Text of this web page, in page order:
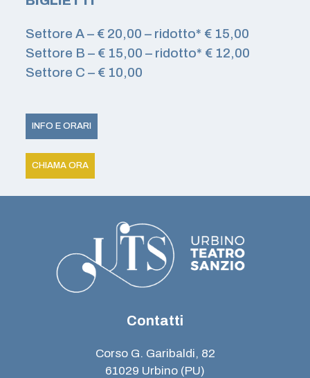
Settore A – € 20,00 – ridotto* € 15,00
Settore B – € 15,00 – ridotto* € 12,00
Settore C – € 10,00
INFO E ORARI
CHIAMA ORA
Contatti
Corso G. Garibaldi, 82
61029 Urbino (PU)